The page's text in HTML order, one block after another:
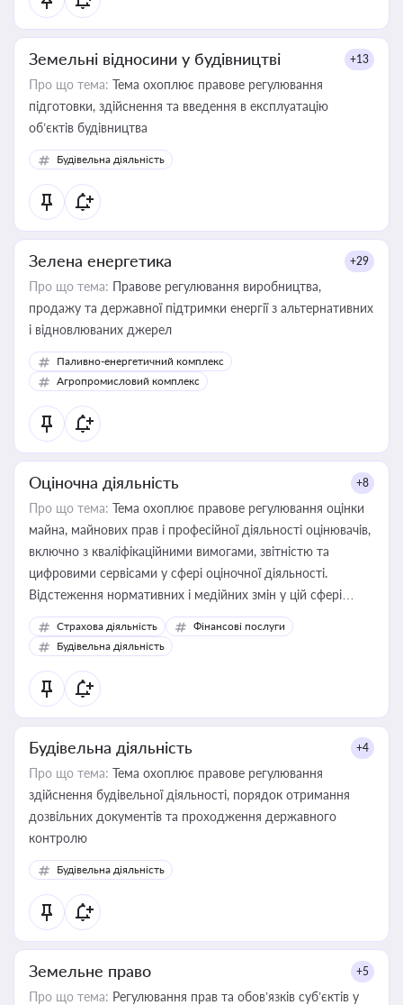
Земельні відносини у будівництві +13
Про що тема: Тема охоплює правове регулювання
підготовки, здійснення та введення в експлуатацію
об’єктів будівництва
Будівельна діяльність
Зелена енергетика +29
Про що тема: Правове регулювання виробництва,
продажу та державної підтримки енергії з альтернативних
і відновлюваних джерел
Паливно-енергетичний комплекс
Агропромисловий комплекс
Оціночна діяльність +8
Про що тема: Тема охоплює правове регулювання оцінки
майна, майнових прав і професійної діяльності оцінювачів,
включно з кваліфікаційними вимогами, звітністю та
цифровими сервісами у сфері оціночної діяльності.
Відстеження нормативних і медійних змін у цій сфері
корисне для власника бізнесу, керівника, юриста або
бухгалтера під час оподаткування, приватизації, оренди
державного майна, корпоративних угод і перевірки
статусу суб'єктів оціночної діяльності
Страхова діяльність
Фінансові послуги
Будівельна діяльність
Будівельна діяльність +4
Про що тема: Тема охоплює правове регулювання
здійснення будівельної діяльності, порядок отримання
дозвільних документів та проходження державного
контролю
Будівельна діяльність
Земельне право +5
Про що тема: Регулювання прав та обов’язків суб’єктів у